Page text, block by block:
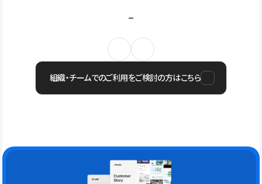
組織・チームでのご利用をご検討の方はこちら